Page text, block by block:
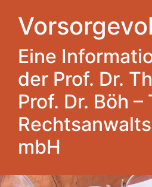
Eine
der Prof. Dr.
Prof. Dr. Böh
mbH